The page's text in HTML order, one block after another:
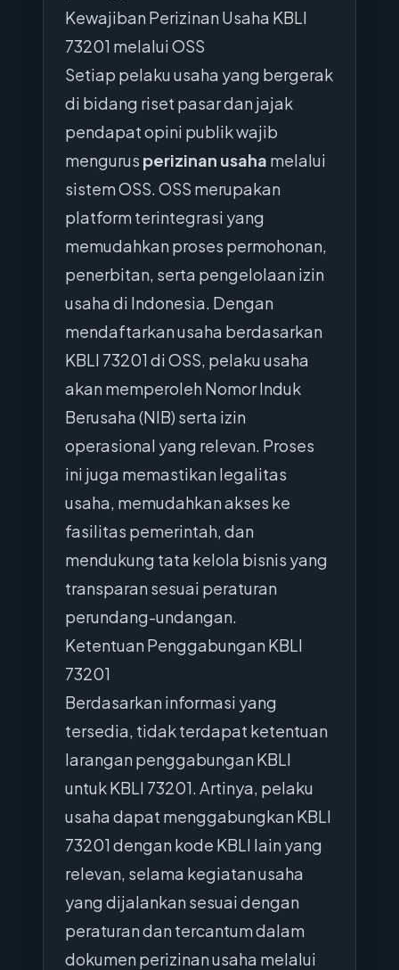
Kewajiban Perizinan Usaha KBLI
73201 melalui OSS
Setiap pelaku usaha yang bergerak
di bidang riset pasar dan jajak
pendapat opini publik wajib
mengurus perizinan usaha melalui
sistem OSS. OSS merupakan
platform terintegrasi yang
memudahkan proses permohonan,
penerbitan, serta pengelolaan izin
usaha di Indonesia. Dengan
mendaftarkan usaha berdasarkan
KBLI 73201 di OSS, pelaku usaha
akan memperoleh Nomor Induk
Berusaha (NIB) serta izin
operasional yang relevan. Proses
ini juga memastikan legalitas
usaha, memudahkan akses ke
fasilitas pemerintah, dan
mendukung tata kelola bisnis yang
transparan sesuai peraturan
perundang-undangan.
Ketentuan Penggabungan KBLI
73201
Berdasarkan informasi yang
tersedia, tidak terdapat ketentuan
larangan penggabungan KBLI
untuk KBLI 73201. Artinya, pelaku
usaha dapat menggabungkan KBLI
73201 dengan kode KBLI lain yang
relevan, selama kegiatan usaha
yang dijalankan sesuai dengan
peraturan dan tercantum dalam
dokumen perizinan usaha melalui